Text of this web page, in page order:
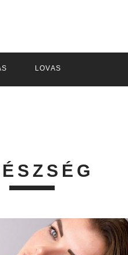
LOVAS